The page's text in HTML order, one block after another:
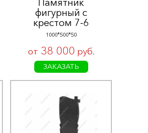
фигурный с
крестом 7-6
1000*500*50
от 38 000 руб.
ЗАКАЗАТЬ